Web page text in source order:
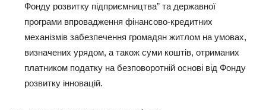
Фонду розвитку підприємництва” та державної
програми впровадження фінансово-кредитних
механізмів забезпечення громадян житлом на умовах,
визначених урядом, а також суми коштів, отриманих
платником податку на безповоротній основі від Фонду
розвитку інновацій.